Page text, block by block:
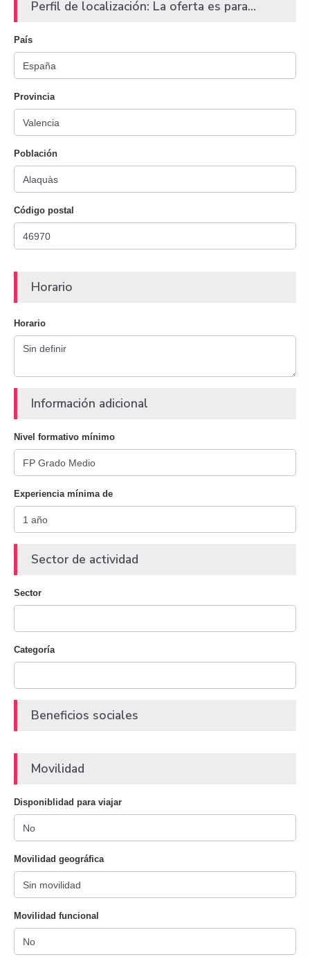
Perfil de localización: La oferta es para...
País
Provincia
Población
Código postal
Horario
Horario
Información adicional
Nivel formativo mínimo
Experiencia mínima de
Sector de actividad
Sector
Categoría
Beneficios sociales
Movilidad
Disponiblidad para viajar
Movilidad geográfica
Movilidad funcional